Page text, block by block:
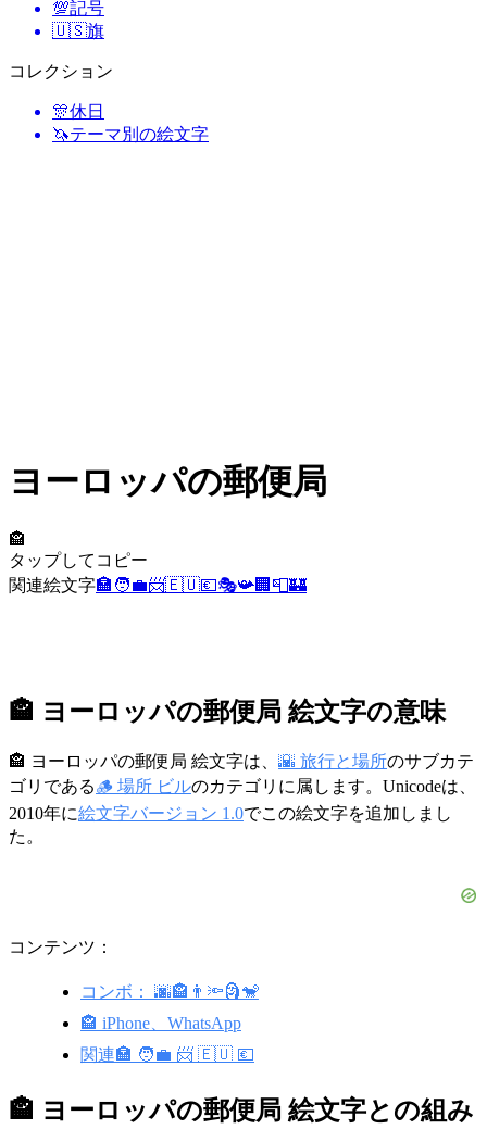
💯記号
🇺🇸旗
コレクション
🎊休日
🦄テーマ別の絵文字
ヨーロッパの郵便局
🏤
タップしてコピー
関連絵文字🏣 🧑‍💼📨🇪🇺💶🎭📯🏢 📮🏰
🏤 ヨーロッパの郵便局 絵文字の意味
🏤 ヨーロッパの郵便局 絵文字は、 🌇 旅行と場所のサブカテ
ゴリである🪵 場所 ビルのカテゴリに属します。Unicodeは、
2010年に絵文字バージョン 1.0でこの絵文字を追加しまし
た。
コンテンツ：
コンボ： 🌆🏤👨🔦🗿🐒
🏤 iPhone、WhatsApp
関連🏣 🧑‍💼 📨 🇪🇺 💶
🏤 ヨーロッパの郵便局 絵文字との組み